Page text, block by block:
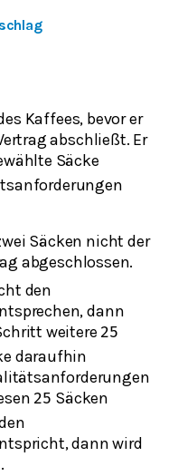
Kaffees, bevor er
abschließt. Er
Säcke
Säcken nicht der
abgeschlossen.
den
dann
weitere 25
daraufhin
25 Säcken
dann wird